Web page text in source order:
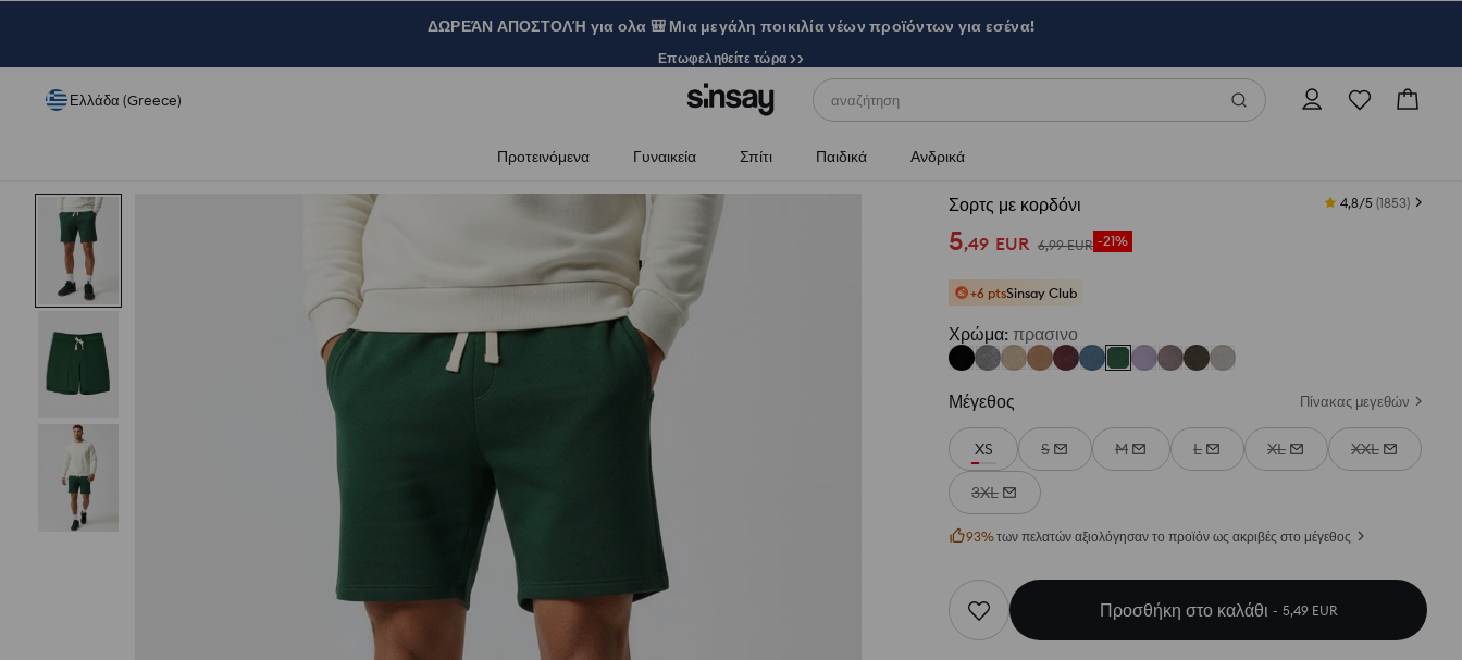
ΔΩΡΕΆΝ ΑΠΟΣΤΟΛΉ για ολα 🎒 Μια μεγάλη ποικιλία νέων προϊόντων για εσένα!
Επωφεληθείτε τώρα >>
Ελλάδα (Greece) αναζήτηση
Προτεινόμενα Γυναικεία Σπίτι Παιδικά Ανδρικά
Σορτς με κορδόνι 4,8/5 (1853)
5,49 EUR 6,99 EUR -21%
+6 ptsSinsay Club
Χρώμα: πρασινο
Μέγεθος Πίνακας μεγεθών
XS S M L XL XXL
3XL
93%των πελατών αξιολόγησαν το προϊόν ως ακριβές στο μέγεθος
Προσθήκη στο καλάθι 5,49 EUR